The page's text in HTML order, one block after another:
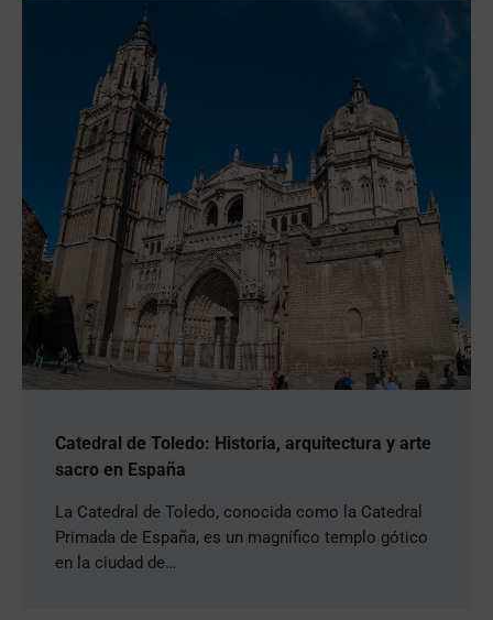
Catedral de Toledo: Historia, arquitectura y arte
sacro en España
La Catedral de Toledo, conocida como la Catedral
Primada de España, es un magnífico templo gótico
en la ciudad de…